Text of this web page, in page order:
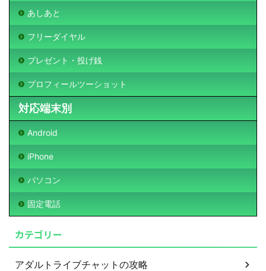
あしあと
フリーダイヤル
プレゼント・投げ銭
プロフィールツーショット
対応端末別
Android
iPhone
パソコン
固定電話
カテゴリー
アダルトライブチャットの攻略